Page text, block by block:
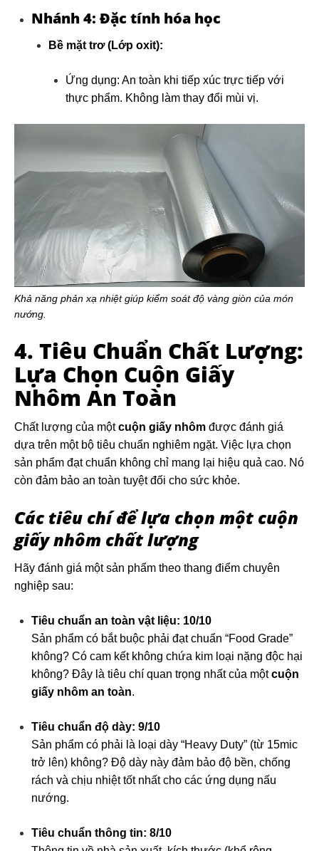
Nhánh 4: Đặc tính hóa học
Bề mặt trơ (Lớp oxit):
Ứng dụng: An toàn khi tiếp xúc trực tiếp với
thực phẩm. Không làm thay đổi mùi vị.
Khả năng phản xạ nhiệt giúp kiểm soát độ vàng giòn của món
nướng.
4. Tiêu Chuẩn Chất Lượng:
Lựa Chọn Cuộn Giấy
Nhôm An Toàn
Chất lượng của mộtcuộn giấy nhôm được đánh giá
dựa trên một bộ tiêu chuẩn nghiêm ngặt. Việc lựa chọn
sản phẩm đạt chuẩn không chỉ mang lại hiệu quả cao. Nó
còn đảm bảo an toàn tuyệt đối cho sức khỏe.
Các tiêu chí để lựa chọn một cuộn
giấy nhôm chất lượng
Hãy đánh giá một sản phẩm theo thang điểm chuyên
nghiệp sau:
Tiêu chuẩn an toàn vật liệu: 10/10
Sản phẩm có bắt buộc phải đạt chuẩn “Food Grade”
không? Có cam kết không chứa kim loại nặng độc hại
không? Đây là tiêu chí quan trọng nhất của mộtcuộn
giấy nhôm an toàn.
Tiêu chuẩn độ dày: 9/10
Sản phẩm có phải là loại dày “Heavy Duty” (từ 15mic
trở lên) không? Độ dày này đảm bảo độ bền, chống
rách và chịu nhiệt tốt nhất cho các ứng dụng nấu
nướng.
Tiêu chuẩn thông tin: 8/10